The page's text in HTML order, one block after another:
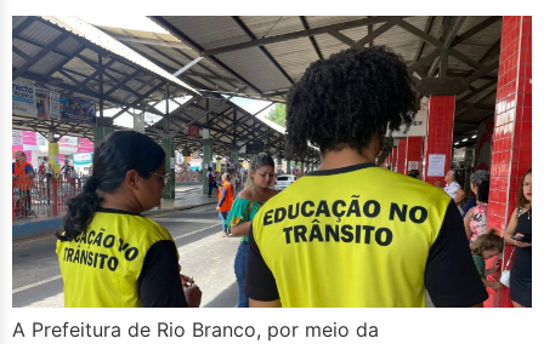
A Prefeitura de Rio Branco, por meio da